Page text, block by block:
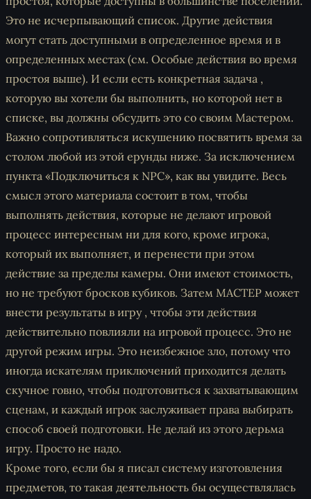
Это не исчерпывающий список. Другие действия
могут стать доступными в определенное время и в
определенных местах (см. Особые действия во время
простоя выше). И если есть конкретная задача ,
которую вы хотели бы выполнить, но которой нет в
списке, вы должны обсудить это со своим Мастером.
Важно сопротивляться искушению посвятить время за
столом любой из этой ерунды ниже. За исключением
пункта «Подключиться к NPC», как вы увидите. Весь
смысл этого материала состоит в том, чтобы
выполнять действия, которые не делают игровой
процесс интересным ни для кого, кроме игрока,
который их выполняет, и перенести при этом
действие за пределы камеры. Они имеют стоимость,
но не требуют бросков кубиков. Затем МАСТЕР может
внести результаты в игру , чтобы эти действия
действительно повлияли на игровой процесс. Это не
другой режим игры. Это неизбежное зло, потому что
иногда искателям приключений приходится делать
скучное говно, чтобы подготовиться к захватывающим
сценам, и каждый игрок заслуживает права выбирать
способ своей подготовки. Не делай из этого дерьма
игру. Просто не надо.
Кроме того, если бы я писал систему изготовления
предметов, то такая деятельность бы осуществлялась